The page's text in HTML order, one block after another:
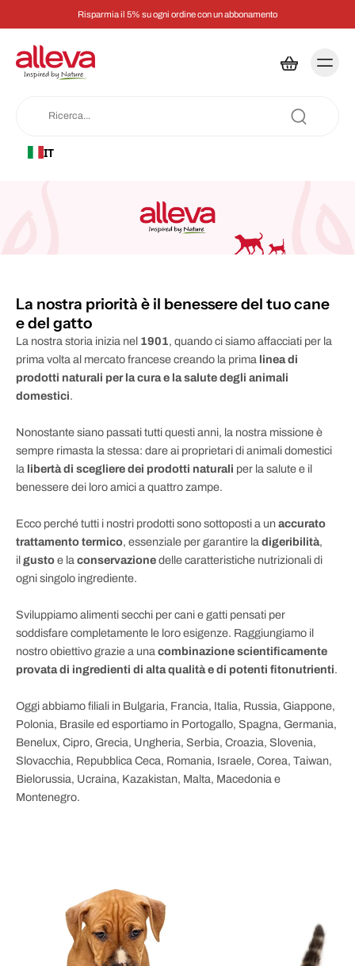
Risparmia il 5% su ogni ordine con un abbonamento
IT
La nostra priorità è il benessere del tuo cane
e del gatto
La nostra storia inizia nel 1901, quando ci siamo affacciati per la
prima volta al mercato francese creando la prima linea di
prodotti naturali per la cura e la salute degli animali
domestici.
Nonostante siano passati tutti questi anni, la nostra missione è
sempre rimasta la stessa: dare ai proprietari di animali domestici
la libertà di scegliere dei prodotti naturali per la salute e il
benessere dei loro amici a quattro zampe.
Ecco perchétutti i nostri prodottisono sottoposti a unaccurato
trattamento termico, essenziale per garantire ladigeribilità,
ilgustoe laconservazionedelle caratteristiche nutrizionali di
ogni singolo ingrediente.
Sviluppiamo alimenti secchi per cani e gatti pensati per
soddisfare completamente le loro esigenze. Raggiungiamo il
nostro obiettivo grazie a unacombinazione scientificamente
provata di ingredienti di alta qualità e di potenti fitonutrienti.
Oggi abbiamo filiali in Bulgaria, Francia, Italia, Russia, Giappone,
Polonia, Brasile ed esportiamo in Portogallo, Spagna, Germania,
Benelux, Cipro, Grecia, Ungheria, Serbia, Croazia, Slovenia,
Slovacchia, Repubblica Ceca, Romania, Israele, Corea, Taiwan,
Bielorussia, Ucraina, Kazakistan, Malta, Macedonia e
Montenegro.